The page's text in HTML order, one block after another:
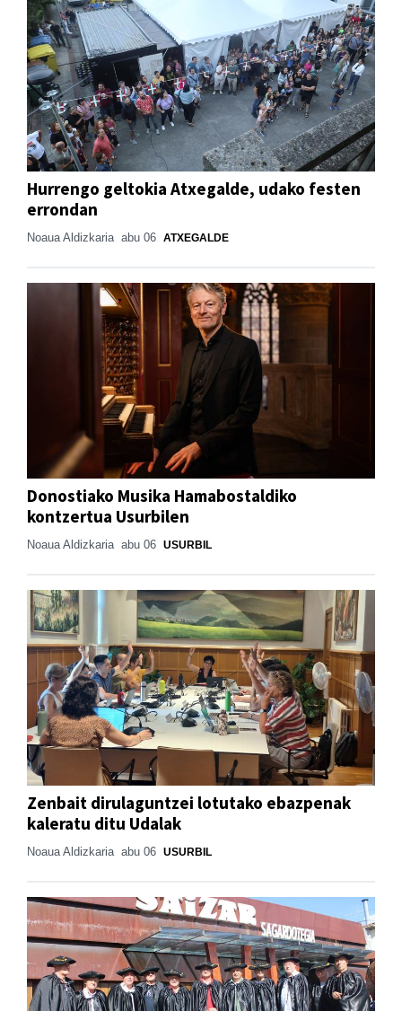
Hurrengo geltokia Atxegalde, udako festen
errondan
Noaua Aldizkaria abu 06 ATXEGALDE
Donostiako Musika Hamabostaldiko
kontzertua Usurbilen
Noaua Aldizkaria abu 06 USURBIL
Zenbait dirulaguntzei lotutako ebazpenak
kaleratu ditu Udalak
Noaua Aldizkaria abu 06 USURBIL